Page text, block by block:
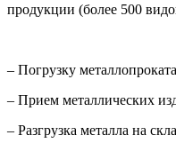
продукции (более 500
– Погрузку
– Прием металлических
– Разгрузка металла на